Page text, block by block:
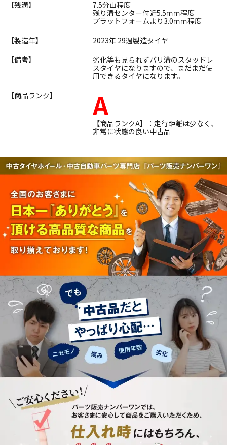
【残溝】
7.5分山程度
残り溝センター付近5.5ｍｍ程度
プラットフォームより3.0ｍｍ程度
【製造年】
2023年 29週製造タイヤ
【備考】
劣化等も見られずバリ溝のスタッドレ
スタイヤになりますので、まだまだ使
用できるタイヤになります。
【商品ランク】
A
【商品ランクA】：走行距離は少なく、
非常に状態の良い中古品